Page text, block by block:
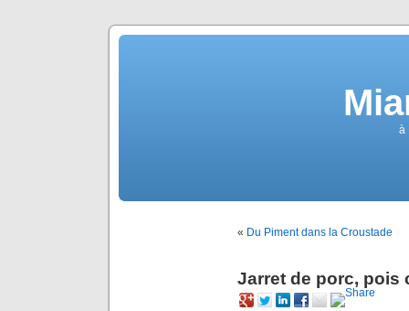
à
« Du Piment dans la Croustade
Jarret de porc, pois